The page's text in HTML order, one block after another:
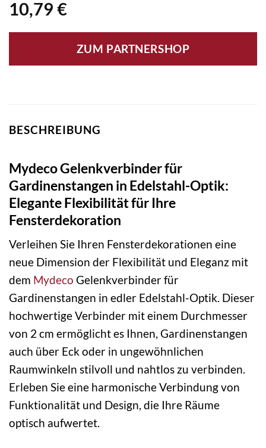
10,79 €
ZUM PARTNERSHOP
BESCHREIBUNG
Mydeco Gelenkverbinder für
Gardinenstangen in Edelstahl-Optik:
Elegante Flexibilität für Ihre
Fensterdekoration
Verleihen Sie Ihren Fensterdekorationen eine
neue Dimension der Flexibilität und Eleganz mit
dem Mydeco Gelenkverbinder für
Gardinenstangen in edler Edelstahl-Optik. Dieser
hochwertige Verbinder mit einem Durchmesser
von 2 cm ermöglicht es Ihnen, Gardinenstangen
auch über Eck oder in ungewöhnlichen
Raumwinkeln stilvoll und nahtlos zu verbinden.
Erleben Sie eine harmonische Verbindung von
Funktionalität und Design, die Ihre Räume
optisch aufwertet.